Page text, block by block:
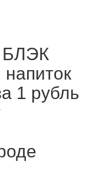
1 рубль